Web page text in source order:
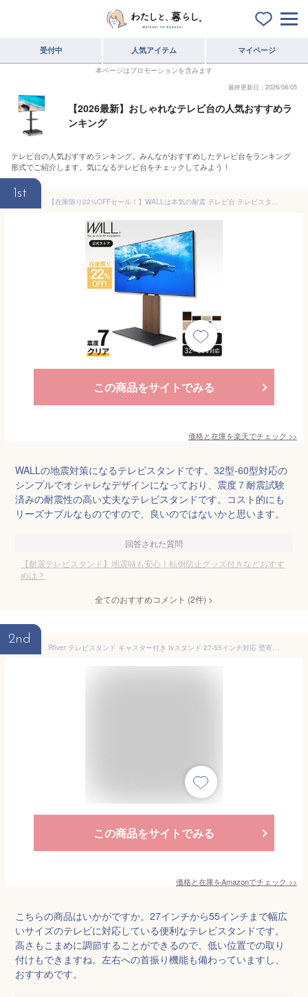
受付中 人気アイテム マイページ
本ページはプロモーションを含みます
最終更新日：2026/08/05
【2026最新】おしゃれなテレビ台の人気おすすめラ
ンキング
テレビ台の人気おすすめランキング。みんながおすすめしたテレビ台をランキング
形式でご紹介します。気になるテレビ台をチェックしてみよう！
1st
【在庫限り22%OFFセール！】WALLは本気の耐震 テレビ台 テレビスタンド累計80万台 グッドデザイン賞 震度7耐震試験済み WALL 壁寄せ テレビスタンド V2 ロータイプ 2020モデル 32型〜60型対応 ウォール EQUALS イコールズ tvスタンド 壁掛け風 おしゃれ シンプル 白 木目
この商品をサイトでみる
価格と在庫を楽天でチェック >>
WALLの地震対策になるテレビスタンドです。32型‐60型対応の
シンプルでオシャレなデザインになっており、震度７耐震試験
済みの耐震性の高い丈夫なテレビスタンドです。コスト的にも
リーズナブルなものですので、良いのではないかと思います。
回答された質問
【耐震テレビスタンド】地震時も安心！転倒防止グッズ付きなどおすす
めは？
全てのおすすめコメント (2件) >
2nd
Rfiver テレビスタンド キャスター付き tvスタンド 27-55インチ対応 壁寄せテレビスタンド ハイタイプ tv stand 高さ調節 左右35度首振り 木製ベース 耐荷重40kg VESA100x100-400x400mm 家庭 オフィス用 ブラック
この商品をサイトでみる
価格と在庫をAmazonでチェック >>
こちらの商品はいかがですか。27インチから55インチまで幅広
いサイズのテレビに対応している便利なテレビスタンドです。
高さもこまめに調節することができるので、低い位置での取り
付けもできますね。左右への首振り機能も備わっていますし、
おすすめです。